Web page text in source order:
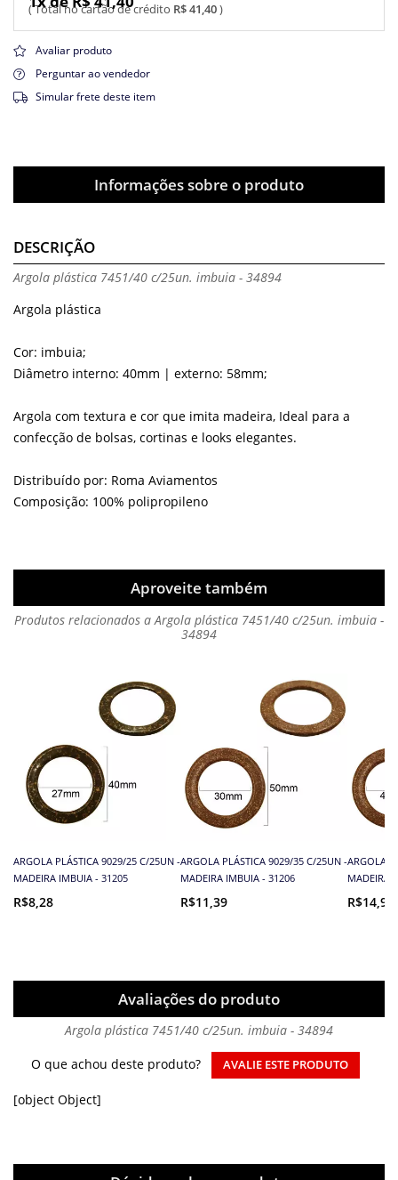
R$ 41,40
Avaliar produto
Perguntar ao vendedor
Simular frete deste item
Informações sobre o produto
DESCRIÇÃO
Argola plástica 7451/40 c/25un. imbuia - 34894
Argola plástica
Cor: imbuia;
Diâmetro interno: 40mm | externo: 58mm;
Argola com textura e cor que imita madeira, Ideal para a
confecção de bolsas, cortinas e looks elegantes.
Distribuído por: Roma Aviamentos
Composição: 100% polipropileno
Aproveite também
Produtos relacionados a Argola plástica 7451/40 c/25un. imbuia -
34894
ARGOLA PLÁSTICA 9029/25 C/25UN -
MADEIRA IMBUIA - 31205
R$8,28
ARGOLA PLÁSTICA 9029/35 C/25UN -
MADEIRA IMBUIA - 31206
R$11,39
ARGOLA
MADEIRA
R$14,95
Avaliações do produto
Argola plástica 7451/40 c/25un. imbuia - 34894
O que achou deste produto?
AVALIE ESTE PRODUTO
[object Object]